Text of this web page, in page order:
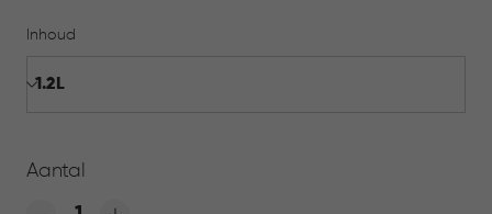
Inhoud
Aantal